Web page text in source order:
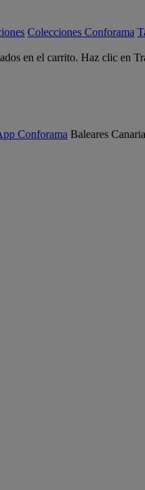
Colecciones Conforama
en el carrito. Haz clic en
Conforama Baleares